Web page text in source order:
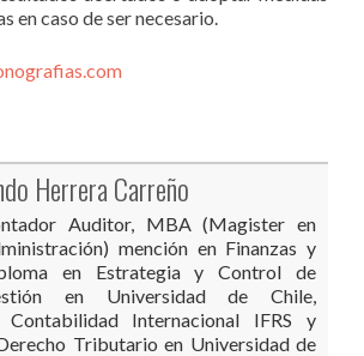
en caso de ser necesario.
Herrera Carreño
Auditor, MBA (Magister en
mención en Finanzas y
en Estrategia y Control de
en Universidad de Chile,
Internacional IFRS y
Tributario en Universidad de